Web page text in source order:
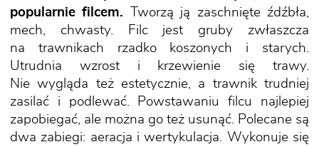
popularnie filcem. Tworzą ją zaschnięte źdźbła,
mech, chwasty. Filc jest gruby zwłaszcza
na trawnikach rzadko koszonych i starych.
Utrudnia wzrost i krzewienie się trawy.
Nie wygląda też estetycznie, a trawnik trudniej
zasilać i podlewać. Powstawaniu filcu najlepiej
zapobiegać, ale można go też usunąć. Polecane są
dwa zabiegi: aeracja i wertykulacja. Wykonuje się